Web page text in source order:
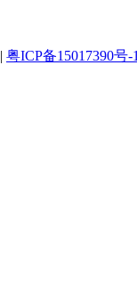
| 粤ICP备15017390号-